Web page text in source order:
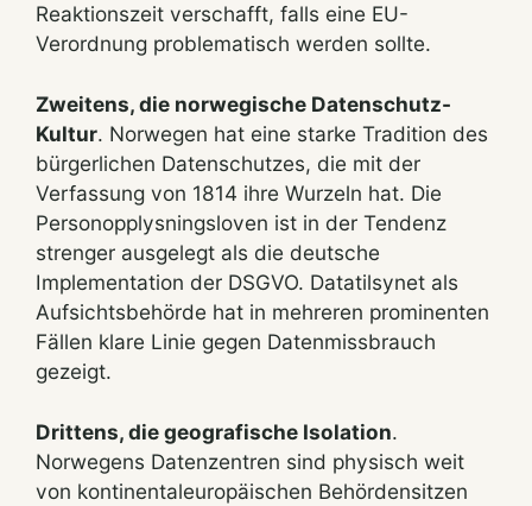
Reaktionszeit verschafft, falls eine EU-
Verordnung problematisch werden sollte.
Zweitens, die norwegische Datenschutz-
Kultur. Norwegen hat eine starke Tradition des
bürgerlichen Datenschutzes, die mit der
Verfassung von 1814 ihre Wurzeln hat. Die
Personopplysningsloven ist in der Tendenz
strenger ausgelegt als die deutsche
Implementation der DSGVO. Datatilsynet als
Aufsichtsbehörde hat in mehreren prominenten
Fällen klare Linie gegen Datenmissbrauch
gezeigt.
Drittens, die geografische Isolation.
Norwegens Datenzentren sind physisch weit
von kontinentaleuropäischen Behördensitzen